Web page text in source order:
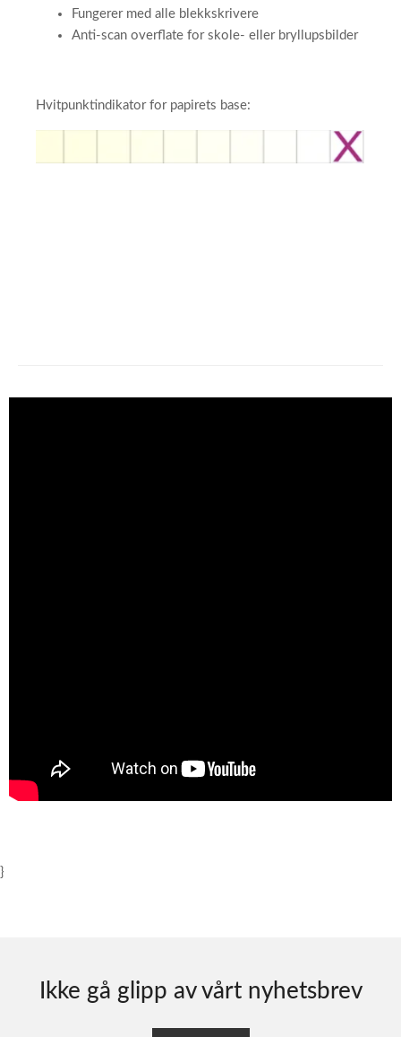
Fungerer med alle blekkskrivere
Anti-scan overflate for skole- eller bryllupsbilder
Hvitpunktindikator for papirets base:
}
Ikke gå glipp av vårt nyhetsbrev